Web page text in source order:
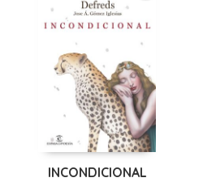
INCONDICIONAL